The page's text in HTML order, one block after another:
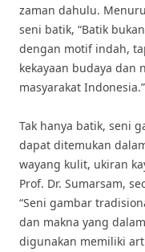
zaman dahulu.
seni batik, “Batik
dengan motif indah,
kekayaan budaya
masyarakat Indonesia.”
Tak hanya batik, seni
dapat ditemukan
wayang kulit, ukiran
Prof. Dr. Sumarsam,
“Seni gambar
dan makna yang
digunakan memiliki